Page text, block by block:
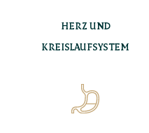
HERZ UND
KREISLAUFSYSTEM